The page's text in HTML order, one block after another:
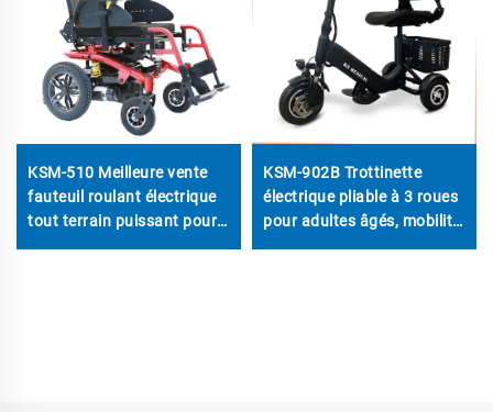
KSM-510 Meilleure vente
fauteuil roulant électrique
tout terrain puissant pour
KSM-902B Trottinette
électrique pliable à 3 roues
pour adultes âgés, mobilité